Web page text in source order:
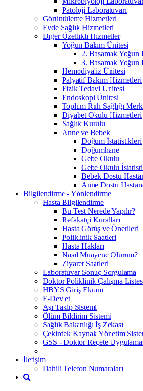
Patoloji Laboratuvarı
Görüntüleme Hizmetleri
Evde Sağlık Hizmetleri
Diğer Özellikli Hizmetler
Yoğun Bakım Ünitesi
2. Basamak Yoğun
3. Basamak Yoğun
Hemodiyaliz Ünitesi
Palyatif Bakım Hizmetleri
Fizik Tedavi Ünitesi
Endoskopi Ünitesi
Toplum Ruh Sağlığı
Diyabet Okulu Hizmetleri
Sağlık Kurulu
Anne ve Bebek
Doğum İstatistikleri
Doğumhane
Gebe Okulu
Gebe Okulu
Bebek Dostu
Anne Dostu
Bilgilendirme - Yönlendirme
Hasta Bilgilendirme
Bu Test Nerede Yapılır?
Refakatçi Kuralları
Hasta Görüş ve Önerileri
Poliklinik Saatleri
Hasta Hakları
Nasıl Muayene Olurum?
Ziyaret Saatleri
Laboratuvar Sonuç Sorgulama
Doktor Poliklinik Çalışma
HBYS Giriş Ekranı
E-Devlet
Aşı Takip Sistemi
Ölüm Bildirim Sistemi
Sağlık Bakanlığı İş Zekası
Çekirdek Kaynak Yönetim
GSS - Doktor Reçete
İletişim
Dahili Telefon Numaraları